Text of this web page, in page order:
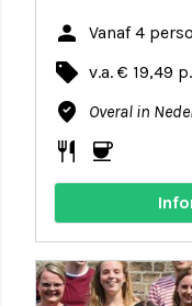
person Vanaf 4
local_offer v.a. € 19,49
where_to_vote Overal in
restaurant coffee